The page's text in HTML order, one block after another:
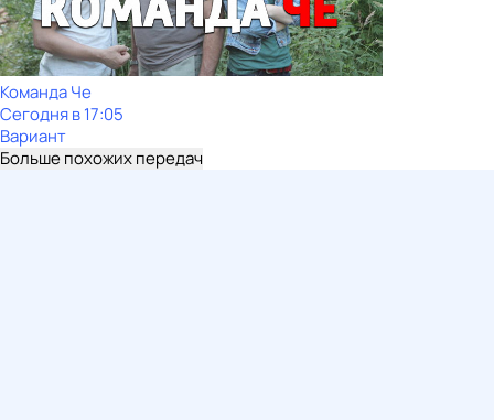
Команда Че
Сегодня в 17:05
Вариант
Больше похожих передач